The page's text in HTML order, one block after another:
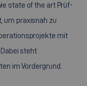
state of the artPrüf-
um praxisnah zu
mit
steht
im Vordergrund.